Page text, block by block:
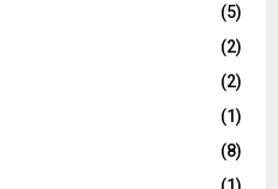
(5)
(2)
(2)
(1)
(8)
(1)